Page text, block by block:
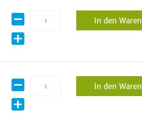
In den
In den